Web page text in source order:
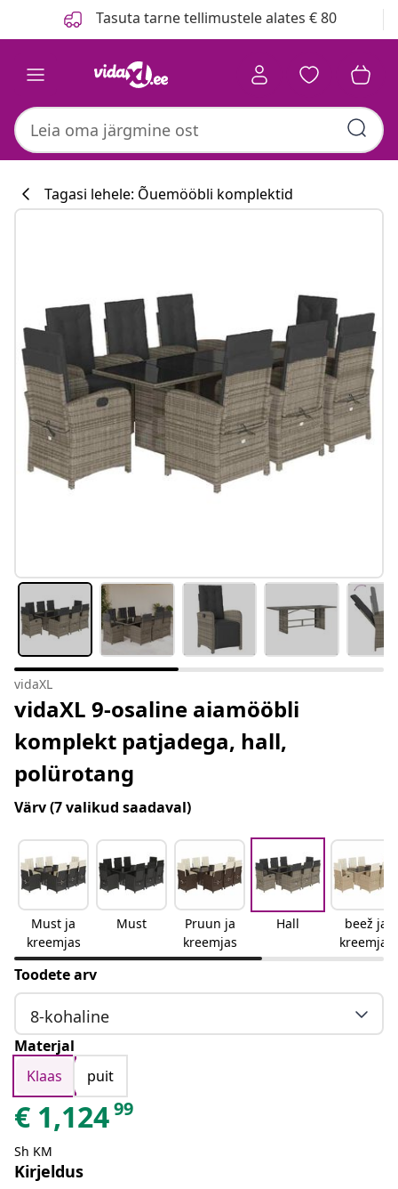
Tasuta tarne tellimustele alates € 80
#sharemevidaxl
Tagasi lehele: Õuemööbli komplektid
vidaXL
vidaXL 9-osaline aiamööbli
komplekt patjadega, hall,
polürotang
Värv(7 valikud saadaval)
Must ja
kreemjas
Must
Pruun ja
kreemjas
Hall
beež ja
kreemjas
Toodete arv
8-kohaline
Materjal
Klaas
puit
€ 1,12499
Sh KM
Kirjeldus